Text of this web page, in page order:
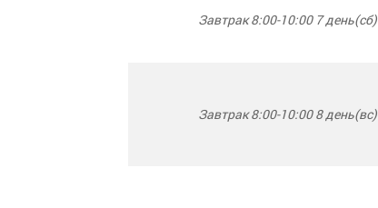
Завтрак 8:00-10:00 7 день(сб)
Завтрак 8:00-10:00 8 день(вс)